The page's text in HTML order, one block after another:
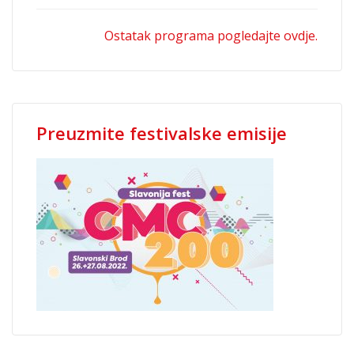
Ostatak programa pogledajte ovdje.
Preuzmite festivalske emisije